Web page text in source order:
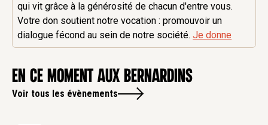
qui vit grâce à la générosité de chacun d'entre vous.
Votre don soutient notre vocation : promouvoir un
dialogue fécond au sein de notre société.Je donne
en ce moment aux Bernardins
Voir tous les évènements